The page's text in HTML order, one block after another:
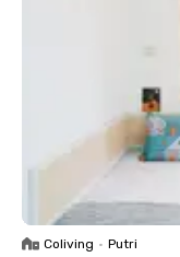
Coliving • Putri